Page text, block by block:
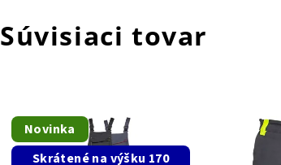
Súvisiaci tovar
Novinka
Skrátené na výšku 170